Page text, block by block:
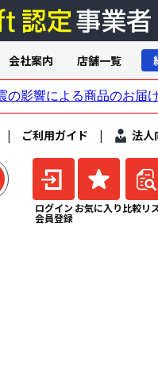
| ご利用ガイド | 法人
ログイン
会員登録
お気に入り 比較リ
会社案内 店舗一覧